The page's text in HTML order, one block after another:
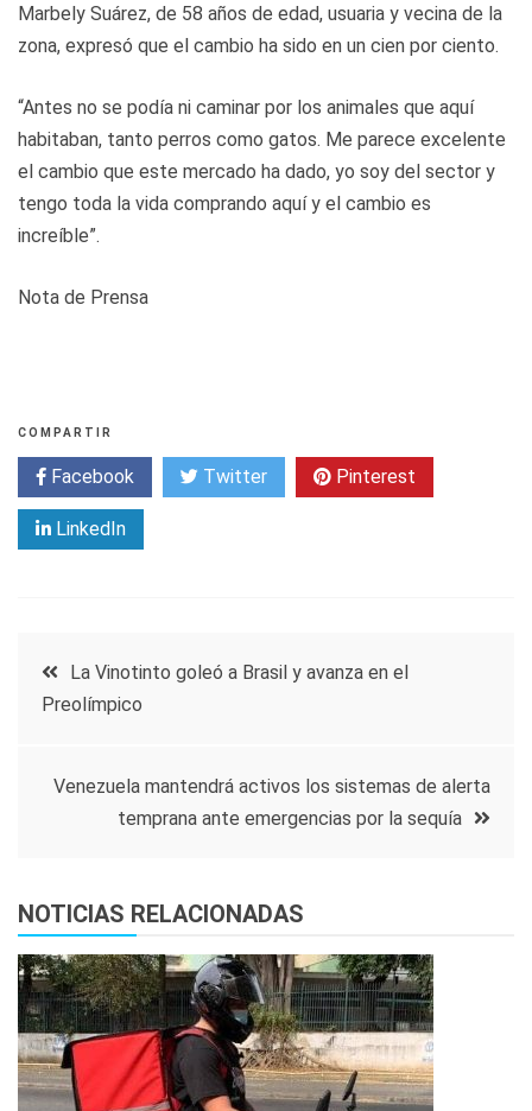
Marbely Suárez, de 58 años de edad, usuaria y vecina de la
zona, expresó que el cambio ha sido en un cien por ciento.
“Antes no se podía ni caminar por los animales que aquí
habitaban, tanto perros como gatos. Me parece excelente
el cambio que este mercado ha dado, yo soy del sector y
tengo toda la vida comprando aquí y el cambio es
increíble”.
Nota de Prensa
COMPARTIR
Facebook Twitter Pinterest
LinkedIn
Navegación
entradas
La Vinotinto goleó a Brasil y avanza en el
Preolímpico
Venezuela mantendrá activos los sistemas de alerta
temprana ante emergencias por la sequía
NOTICIAS RELACIONADAS